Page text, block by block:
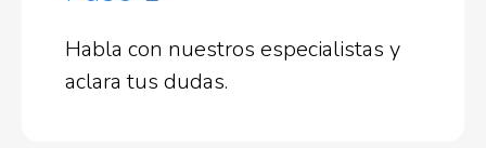
Habla con nuestros especialistas y
aclara tus dudas.